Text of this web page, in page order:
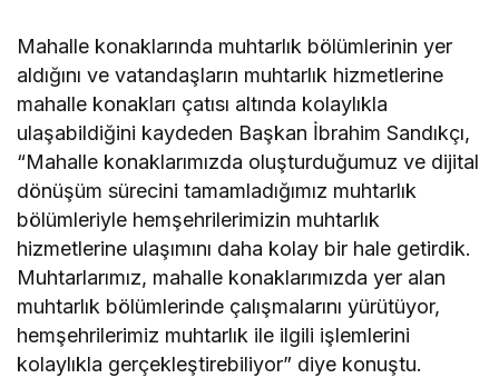
Mahalle konaklarında muhtarlık bölümlerinin yer
aldığını ve vatandaşların muhtarlık hizmetlerine
mahalle konakları çatısı altında kolaylıkla
ulaşabildiğini kaydeden Başkan İbrahim Sandıkçı,
“Mahalle konaklarımızda oluşturduğumuz ve dijital
dönüşüm sürecini tamamladığımız muhtarlık
bölümleriyle hemşehrilerimizin muhtarlık
hizmetlerine ulaşımını daha kolay bir hale getirdik.
Muhtarlarımız, mahalle konaklarımızda yer alan
muhtarlık bölümlerinde çalışmalarını yürütüyor,
hemşehrilerimiz muhtarlık ile ilgili işlemlerini
kolaylıkla gerçekleştirebiliyor” diye konuştu.